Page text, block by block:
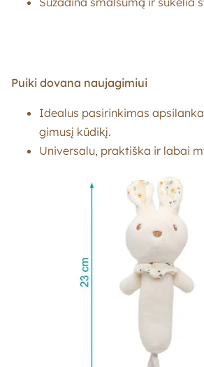
Puiki dovana naujagimiui
Idealus pasirinkimas
gimusį kūdikį.
Universalu, praktiška ir labai